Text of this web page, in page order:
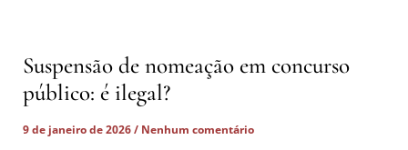
Suspensão de nomeação em concurso
público: é ilegal?
9 de janeiro de 2026
Nenhum comentário